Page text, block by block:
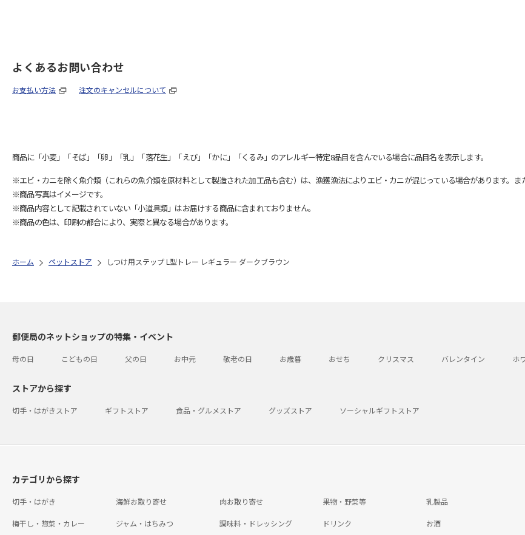
よくあるお問い合わせ
お支払い方法 注文のキャンセルについて
商品に「小麦」「そば」「卵」「乳」「落花生」「えび」「かに」「くるみ」のアレルギー特定8品目を含んでいる場合に品目名を表示します。
※エビ・カニを除く魚介類（これらの魚介類を原材料として製造された加工品も含む）は、漁獲漁法によりエビ・カニが混じっている場合があります。
※商品写真はイメージです。
※商品内容として記載されていない「小道具類」はお届けする商品に含まれておりません。
※商品の色は、印刷の都合により、実際と異なる場合があります。
ホーム ペットストア しつけ用ステップ L型トレー レギュラー ダークブラウン
郵便局のネットショップの特集・イベント
母の日 こどもの日 父の日 お中元 敬老の日 お歳暮 おせち クリスマス バレンタイン ホ
ストアから探す
切手・はがきストア ギフトストア 食品・グルメストア グッズストア ソーシャルギフトストア
カテゴリから探す
切手・はがき 海鮮お取り寄せ 肉お取り寄せ 果物・野菜等 乳製品
梅干し・惣菜・カレー ジャム・はちみつ 調味料・ドレッシング ドリンク お酒